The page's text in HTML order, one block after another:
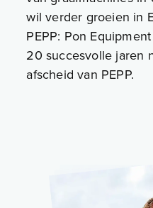
wil verder groeien in
PEPP: Pon
20 succesvolle jaren
afscheid van PEPP.